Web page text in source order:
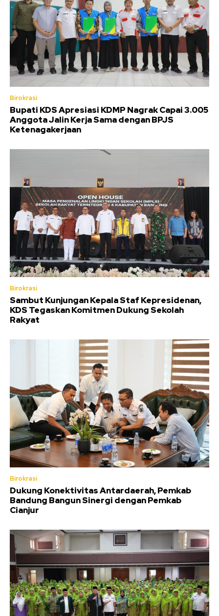
Birokrasi
Bupati KDS Apresiasi KDMP Nagrak Capai 3.005
Anggota Jalin Kerja Sama dengan BPJS
Ketenagakerjaan
Birokrasi
Sambut Kunjungan Kepala Staf Kepresidenan,
KDS Tegaskan Komitmen Dukung Sekolah
Rakyat
Birokrasi
Dukung Konektivitas Antardaerah, Pemkab
Bandung Bangun Sinergi dengan Pemkab
Cianjur